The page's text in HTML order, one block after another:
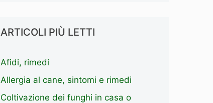
ARTICOLI PIÙ LETTI
Afidi, rimedi
Allergia al cane, sintomi e rimedi
Coltivazione dei funghi in casa o